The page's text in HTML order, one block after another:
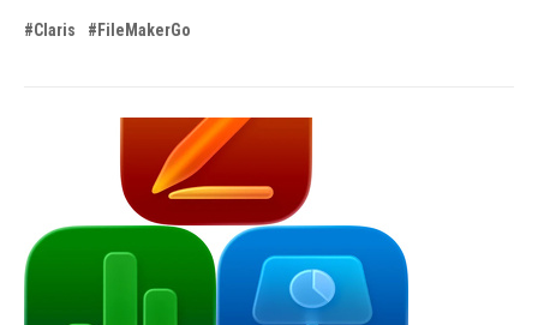
#Claris #FileMakerGo